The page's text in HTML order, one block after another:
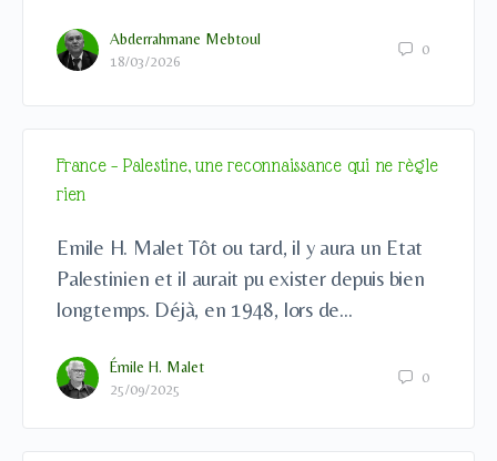
Abderrahmane Mebtoul
18/03/2026
0
France – Palestine, une reconnaissance qui ne règle
rien
Emile H. Malet Tôt ou tard, il y aura un Etat
Palestinien et il aurait pu exister depuis bien
longtemps. Déjà, en 1948, lors de…
Émile H. Malet
25/09/2025
0